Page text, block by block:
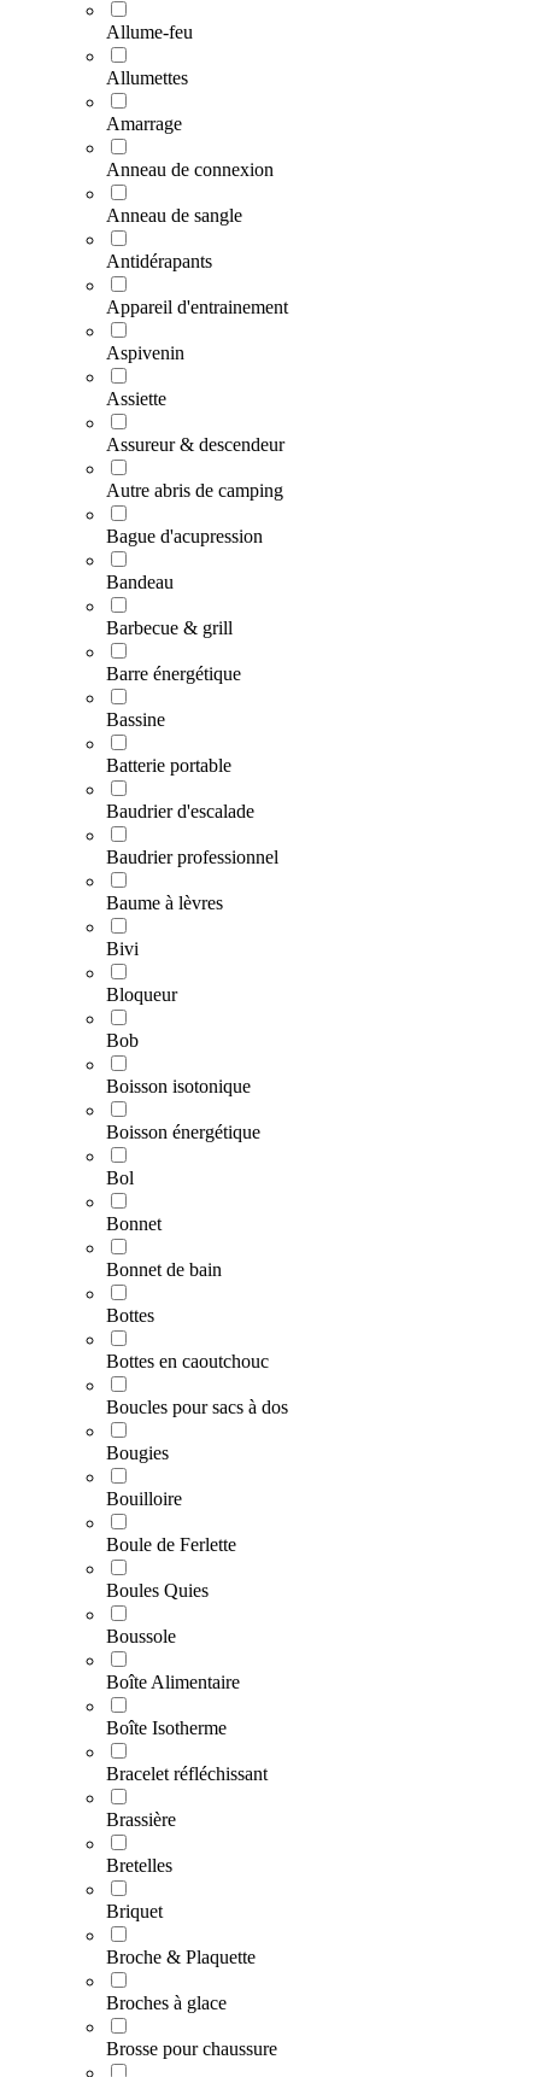
Allume-feu
Allumettes
Amarrage
Anneau de connexion
Anneau de sangle
Antidérapants
Appareil d'entrainement
Aspivenin
Assiette
Assureur & descendeur
Autre abris de camping
Bague d'acupression
Bandeau
Barbecue & grill
Barre énergétique
Bassine
Batterie portable
Baudrier d'escalade
Baudrier professionnel
Baume à lèvres
Bivi
Bloqueur
Bob
Boisson isotonique
Boisson énergétique
Bol
Bonnet
Bonnet de bain
Bottes
Bottes en caoutchouc
Boucles pour sacs à dos
Bougies
Bouilloire
Boule de Ferlette
Boules Quies
Boussole
Boîte Alimentaire
Boîte Isotherme
Bracelet réfléchissant
Brassière
Bretelles
Briquet
Broche & Plaquette
Broches à glace
Brosse pour chaussure